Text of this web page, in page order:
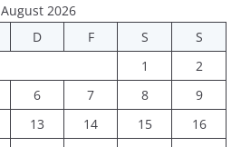
August 2026
D F S
S
1
2
6 7 8
9
13 14 15
16